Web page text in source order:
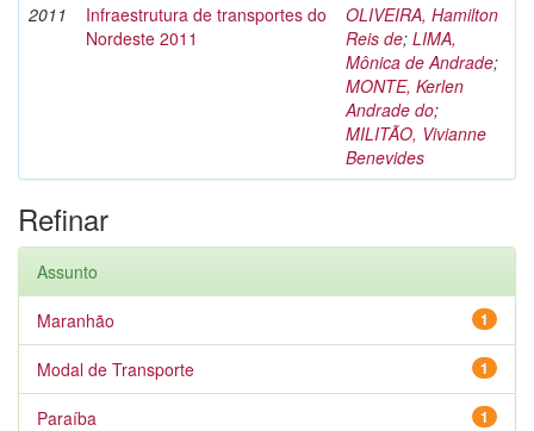
2011
Infraestrutura de transportes do
Nordeste 2011
OLIVEIRA, Hamilton
Reis de; LIMA,
Mônica de Andrade;
MONTE, Kerlen
Andrade do;
MILITÃO, Vivianne
Benevides
Refinar
Assunto
1
Maranhão
1
Modal de Transporte
1
Paraíba